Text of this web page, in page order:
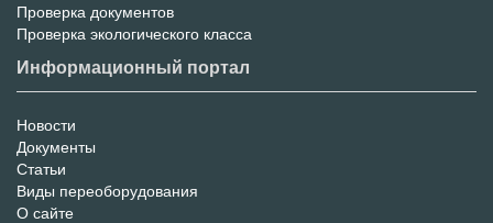
Проверка документов
Проверка экологического класса
Информационный портал
Информационный
Портал
Новости
Документы
Статьи
Виды переоборудования
О сайте